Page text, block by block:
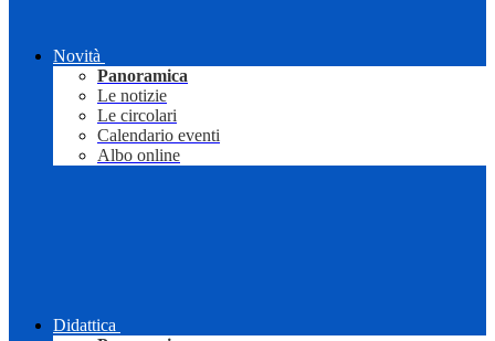
Novità
Panoramica
Le notizie
Le circolari
Calendario eventi
Albo online
Didattica